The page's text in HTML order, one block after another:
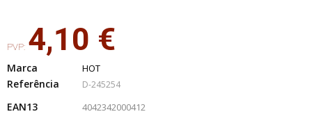
PVP: 4,10 €
Marca HOT
Referência D-245254
EAN13 4042342000412